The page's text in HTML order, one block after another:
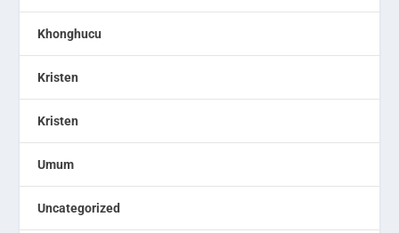
Khonghucu
Kristen
Kristen
Umum
Uncategorized